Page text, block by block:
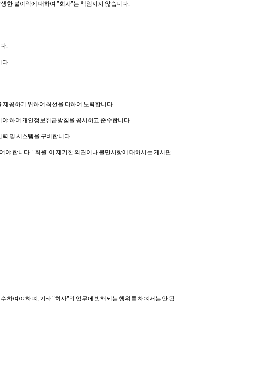
한 불이익에 대하여 "회사"는 책임지지 않습니다.
.
다.
공하기 위하여 최선을 다하여 노력합니다.
하며 개인정보취급방침을 공시하고 준수합니다.
및 시스템을 구비합니다.
합니다. "회원"이 제기한 의견이나 불만사항에 대해서는 게시판
하여야 하며, 기타 "회사"의 업무에 방해되는 행위를 하여서는 안 됩